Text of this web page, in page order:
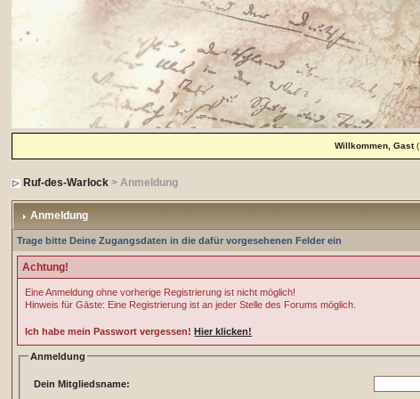
Willkommen, Gast(
Ruf-des-Warlock > Anmeldung
Anmeldung
Trage bitte Deine Zugangsdaten in die dafür vorgesehenen Felder ein
Achtung!
Eine Anmeldung ohne vorherige Registrierung ist nicht möglich!
Hinweis für Gäste: Eine Registrierung ist an jeder Stelle des Forums möglich.
Ich habe mein Passwort vergessen!Hier klicken!
Anmeldung
Dein Mitgliedsname: